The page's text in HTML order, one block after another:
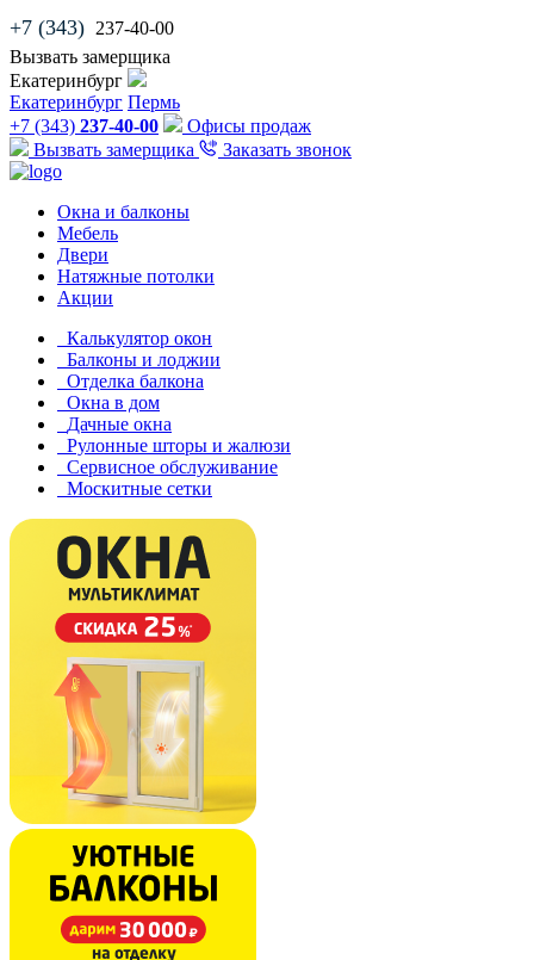
+7 (343) 237-40-00
Вызвать замерщика
Екатеринбург
Екатеринбург Пермь
+7 (343) 237-40-00
Офисы продаж
Вызвать замерщика
Заказать звонок
Окна и балконы
Мебель
Двери
Натяжные потолки
Акции
Калькулятор окон
Балконы и лоджии
Отделка балкона
Окна в дом
Дачные окна
Рулонные шторы и жалюзи
Сервисное обслуживание
Москитные сетки